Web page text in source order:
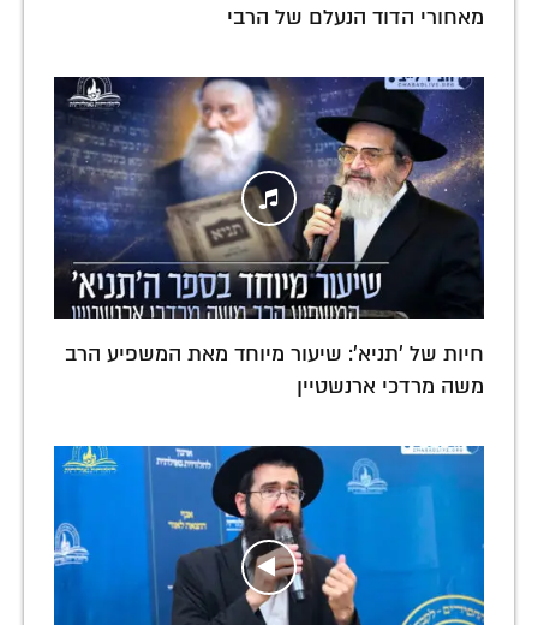
מאחורי הדוד הנעלם של הרבי
חיות של 'תניא': שיעור מיוחד מאת המשפיע הרב
משה מרדכי ארנשטיין